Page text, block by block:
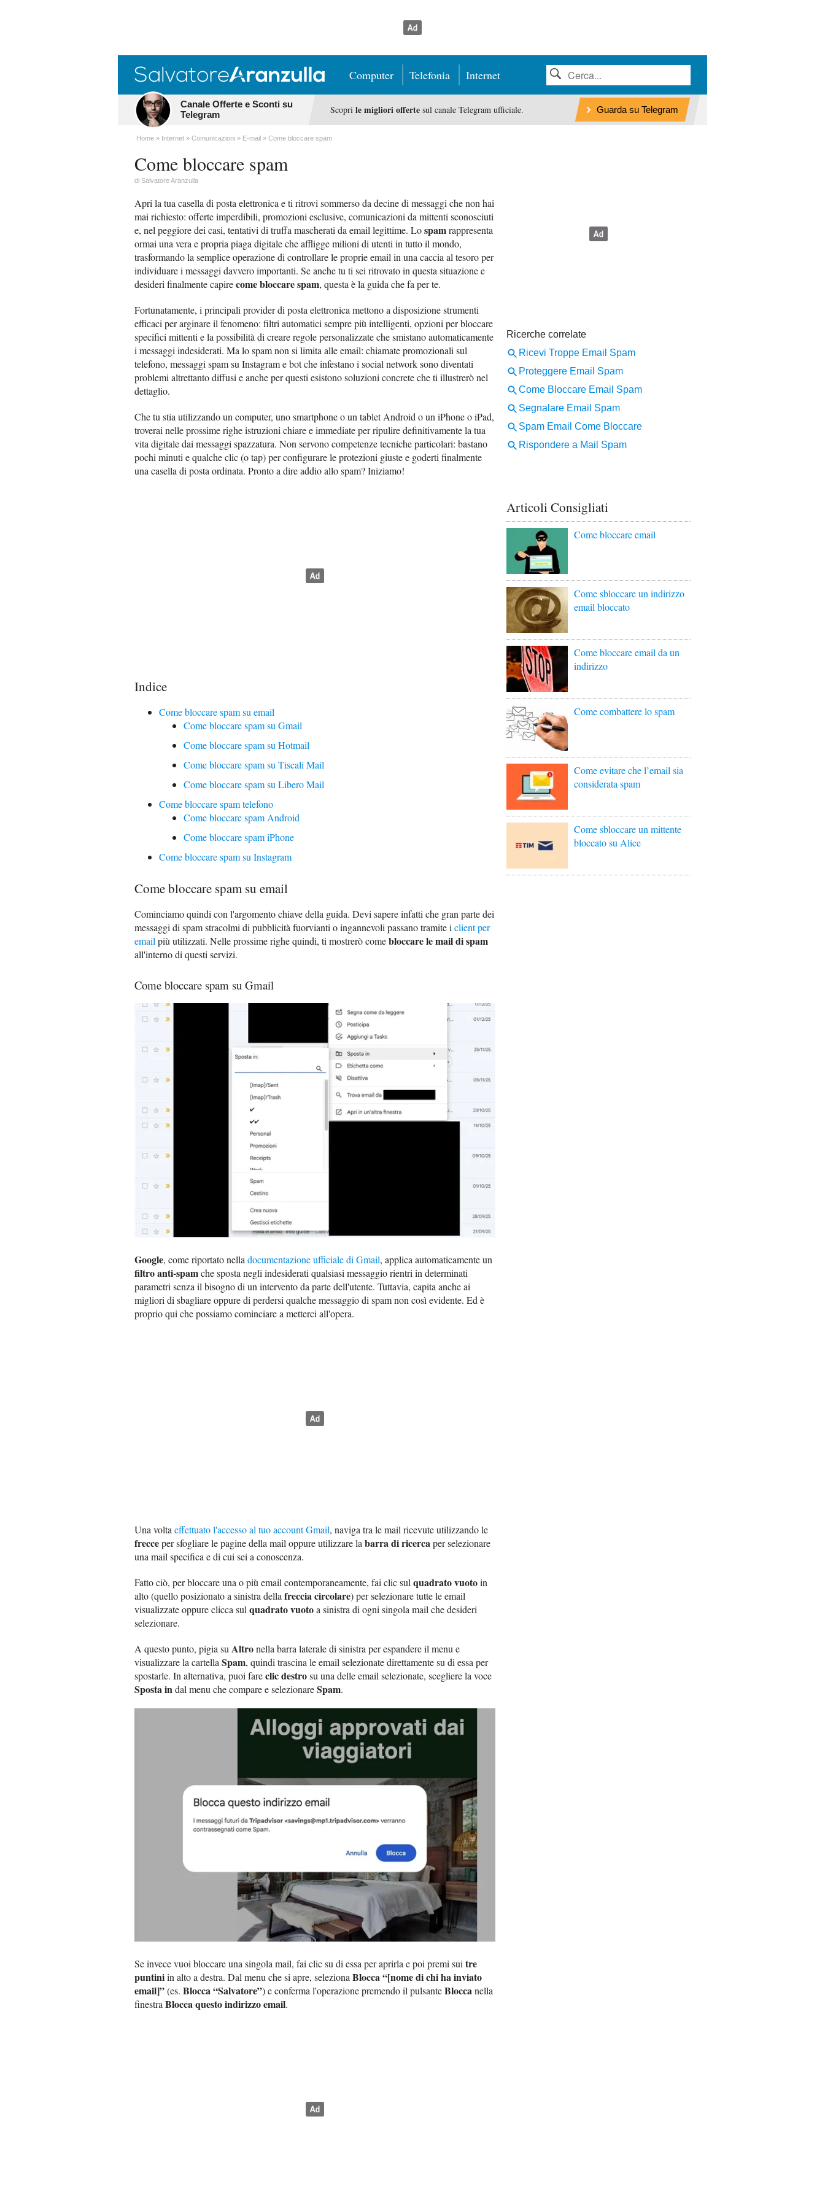
Computer Telefonia Internet
Canale Offerte e Sconti su
Telegram
Scopri le migliori offertesul canale Telegram ufficiale. Guarda su Telegram
Home Internet Comunicazioni E-mail Come bloccare spam
Come bloccare spam
di Salvatore Aranzulla
Apri la tua casella di posta elettronica e ti ritrovi sommerso da decine di messaggi che non hai
mai richiesto: offerte imperdibili, promozioni esclusive, comunicazioni da mittenti sconosciuti
e, nel peggiore dei casi, tentativi di truffa mascherati da email legittime. Lospamrappresenta
ormai una vera e propria piaga digitale che affligge milioni di utenti in tutto il mondo,
trasformando la semplice operazione di controllare le proprie email in una caccia al tesoro per
individuare i messaggi davvero importanti. Se anche tu ti sei ritrovato in questa situazione e
desideri finalmente capirecome bloccare spam, questa è la guida che fa per te.
Fortunatamente, i principali provider di posta elettronica mettono a disposizione strumenti
efficaci per arginare il fenomeno: filtri automatici sempre più intelligenti, opzioni per bloccare
specifici mittenti e la possibilità di creare regole personalizzate che smistano automaticamente
i messaggi indesiderati. Ma lo spam non si limita alle email: chiamate promozionali sul
telefono, messaggi spam su Instagram e bot che infestano i social network sono diventati
problemi altrettanto diffusi e anche per questi esistono soluzioni concrete che ti illustrerò nel
dettaglio.
Che tu stia utilizzando un computer, uno smartphone o un tablet Android o un iPhone o iPad,
troverai nelle prossime righe istruzioni chiare e immediate per ripulire definitivamente la tua
vita digitale dai messaggi spazzatura. Non servono competenze tecniche particolari: bastano
pochi minuti e qualche clic (o tap) per configurare le protezioni giuste e goderti finalmente
una casella di posta ordinata. Pronto a dire addio allo spam? Iniziamo!
Indice
Come bloccare spam su email
Come bloccare spam su Gmail
Come bloccare spam su Hotmail
Come bloccare spam su Tiscali Mail
Come bloccare spam su Libero Mail
Come bloccare spam telefono
Come bloccare spam Android
Come bloccare spam iPhone
Come bloccare spam su Instagram
Come bloccare spam su email
Cominciamo quindi con l'argomento chiave della guida. Devi sapere infatti che gran parte dei
messaggi di spam stracolmi di pubblicità fuorvianti o ingannevoli passano tramite i client per
email più utilizzati. Nelle prossime righe quindi, ti mostrerò comebloccare le mail di spam
all'interno di questi servizi.
Come bloccare spam su Gmail
Google, come riportato nella documentazione ufficiale di Gmail, applica automaticamente un
filtro anti-spamche sposta negli indesiderati qualsiasi messaggio rientri in determinati
parametri senza il bisogno di un intervento da parte dell'utente. Tuttavia, capita anche ai
migliori di sbagliare oppure di perdersi qualche messaggio di spam non così evidente. Ed è
proprio qui che possiamo cominciare a metterci all'opera.
Una volta effettuato l'accesso al tuo account Gmail, naviga tra le mail ricevute utilizzando le
frecceper sfogliare le pagine della mail oppure utilizzare la barra di ricercaper selezionare
una mail specifica e di cui sei a conoscenza.
Fatto ciò, per bloccare una o più email contemporaneamente, fai clic sul quadrato vuotoin
alto (quello posizionato a sinistra della freccia circolare) per selezionare tutte le email
visualizzate oppure clicca sul quadrato vuotoa sinistra di ogni singola mail che desideri
selezionare.
A questo punto, pigia su Altronella barra laterale di sinistra per espandere il menu e
visualizzare la cartella Spam, quindi trascina le email selezionate direttamente su di essa per
spostarle. In alternativa, puoi fareclic destrosu una delle email selezionate, scegliere la voce
Sposta indal menu che compare e selezionareSpam.
Se invece vuoi bloccare una singola mail, fai clic su di essa per aprirla e poi premi suitre
puntiniin alto a destra. Dal menu che si apre, selezionaBlocca “[nome di chi ha inviato
email]”(es. Blocca “Salvatore”) e conferma l'operazione premendo il pulsanteBloccanella
finestraBlocca questo indirizzo email.
Articoli Consigliati
Come bloccare email
Come sbloccare un indirizzo
email bloccato
Come bloccare email da un
indirizzo
Come combattere lo spam
Come evitare che l’email sia
considerata spam
Come sbloccare un mittente
bloccato su Alice